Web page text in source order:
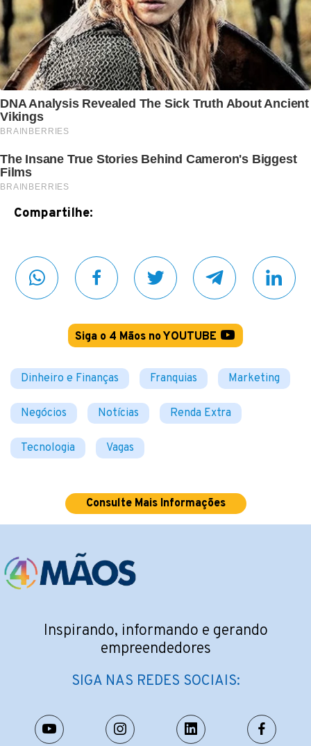
Compartilhe:
Siga o 4 Mãos no YOUTUBE
Dinheiro e Finanças Franquias Marketing
Negócios Notícias Renda Extra
Tecnologia Vagas
Consulte Mais Informações
Inspirando, informando e gerando
empreendedores
SIGA NAS REDES SOCIAIS: